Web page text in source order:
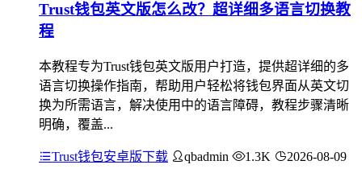
Trust钱包英文版怎么改？超详细多语言切换教
程
本教程专为Trust钱包英文版用户打造，提供超详细的多
语言切换操作指南，帮助用户轻松将钱包界面从英文切
换为所需语言，解决使用中的语言障碍，教程步骤清晰
明确，覆盖...
Trust钱包安卓版下载 qbadmin 1.3K 2026-08-09